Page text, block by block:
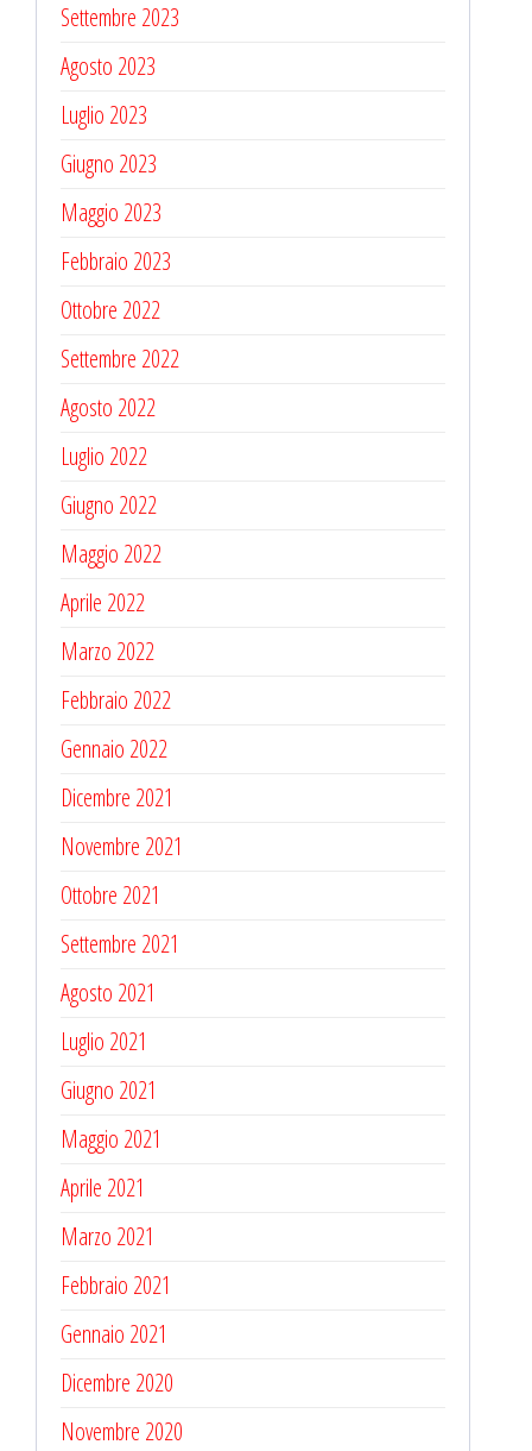
Settembre 2023
Agosto 2023
Luglio 2023
Giugno 2023
Maggio 2023
Febbraio 2023
Ottobre 2022
Settembre 2022
Agosto 2022
Luglio 2022
Giugno 2022
Maggio 2022
Aprile 2022
Marzo 2022
Febbraio 2022
Gennaio 2022
Dicembre 2021
Novembre 2021
Ottobre 2021
Settembre 2021
Agosto 2021
Luglio 2021
Giugno 2021
Maggio 2021
Aprile 2021
Marzo 2021
Febbraio 2021
Gennaio 2021
Dicembre 2020
Novembre 2020